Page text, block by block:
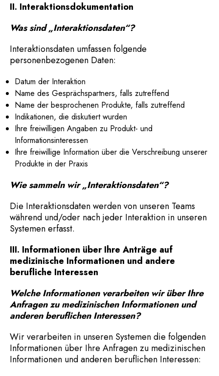
II. Interaktionsdokumentation
Was sind „Interaktionsdaten“?
Interaktionsdaten umfassen folgende
personenbezogenen Daten:
Datum der Interaktion
Name des Gesprächspartners, falls zutreffend
Name der besprochenen Produkte, falls zutreffend
Indikationen, die diskutiert wurden
Ihre freiwilligen Angaben zu Produkt- und
Informationsinteressen
Ihre freiwillige Information über die Verschreibung unserer
Produkte in der Praxis
Wie sammeln wir „Interaktionsdaten“?
Die Interaktionsdaten werden von unseren Teams
während und/oder nach jeder Interaktion in unseren
Systemen erfasst.
III. Informationen über Ihre Anträge auf
medizinische Informationen und andere
berufliche Interessen
Welche Informationen verarbeiten wir über Ihre
Anfragen zu medizinischen Informationen und
anderen beruflichen Interessen?
Wir verarbeiten in unseren Systemen die folgenden
Informationen über Ihre Anfragen zu medizinischen
Informationen und anderen beruflichen Interessen: